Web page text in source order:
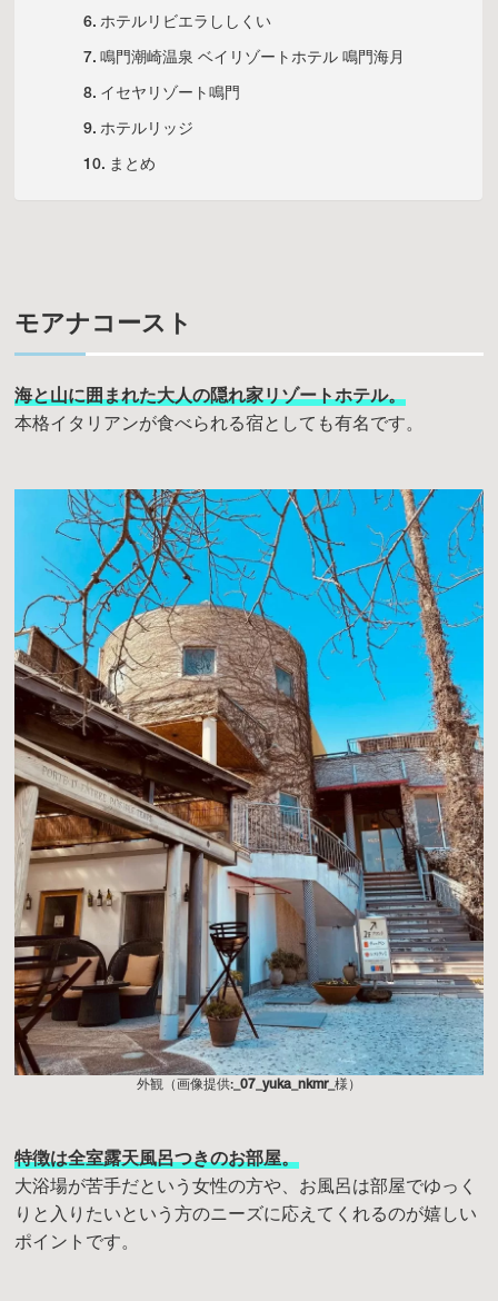
ホテルリビエラししくい
鳴門潮崎温泉 ベイリゾートホテル 鳴門海月
イセヤリゾート鳴門
ホテルリッジ
まとめ
モアナコースト
海と山に囲まれた大人の隠れ家リゾートホテル。
本格イタリアンが食べられる宿としても有名です。
外観（画像提供: _07_yuka_nkmr_ 様）
特徴は全室露天風呂つきのお部屋。
大浴場が苦手だという女性の方や、お風呂は部屋でゆっく
りと入りたいという方のニーズに応えてくれるのが嬉しい
ポイントです。